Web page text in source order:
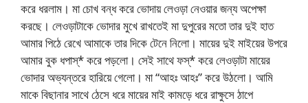
করে ধরলাম। মা চোখ বন্ধ করে ভোদায় লেওড়া নেওয়ার জন্য অপেক্ষা
করছে। লেওড়াটাকে ভোদার মুখে রাখতেই মা দুপুরের মতো তার দুই হাত
আমার পিঠে রেখে আমাকে তার দিকে টেনে নিলো। মায়ের দুই মাইয়ের উপরে
আমার বুক ধপাস্* করে পড়লো। সেই সাথে ফস্* করে লেওড়াটা মায়ের
ভোদার অভ্যন্তরে হারিয়ে গেলো। মা “আহঃ আহঃ” করে উঠলো। আমি
মাকে বিছানার সাথে ঠেসে ধরে মায়ের মাই কামড়ে ধরে রাক্ষুসে ঠাপে